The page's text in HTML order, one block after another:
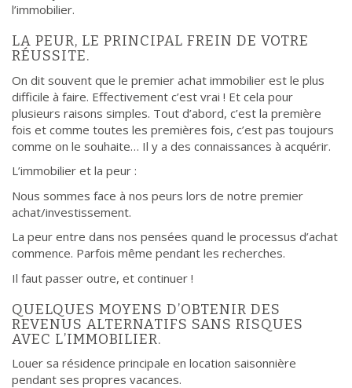
l’immobilier.
LA PEUR, LE PRINCIPAL FREIN DE VOTRE
RÉUSSITE.
On dit souvent que le premier achat immobilier est le plus
difficile à faire. Effectivement c’est vrai ! Et cela pour
plusieurs raisons simples. Tout d’abord, c’est la première
fois et comme toutes les premières fois, c’est pas toujours
comme on le souhaite… Il y a des connaissances à acquérir.
L’immobilier et la peur :
Nous sommes face à nos peurs lors de notre premier
achat/investissement.
La peur entre dans nos pensées quand le processus d’achat
commence. Parfois même pendant les recherches.
Il faut passer outre, et continuer !
QUELQUES MOYENS D’OBTENIR DES
REVENUS ALTERNATIFS SANS RISQUES
AVEC L’IMMOBILIER.
Louer sa résidence principale en location saisonnière
pendant ses propres vacances.